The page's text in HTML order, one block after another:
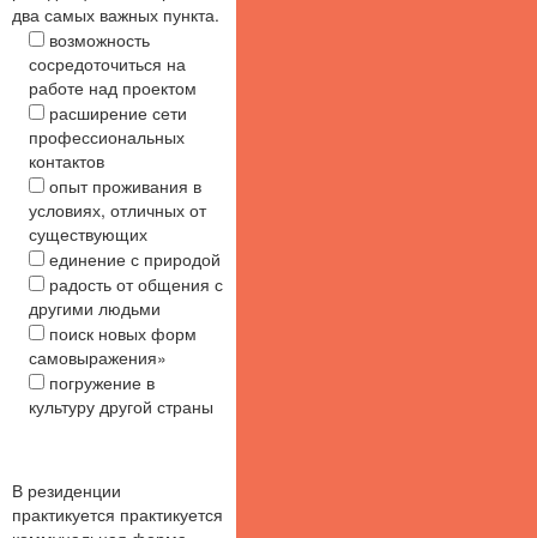
два самых важных пункта.
возможность
сосредоточиться на
работе над проектом
расширение сети
профессиональных
контактов
опыт проживания в
условиях, отличных от
существующих
единение с природой
радость от общения с
другими людьми
поиск новых форм
самовыражения»
погружение в
культуру другой страны
В резиденции
практикуется практикуется